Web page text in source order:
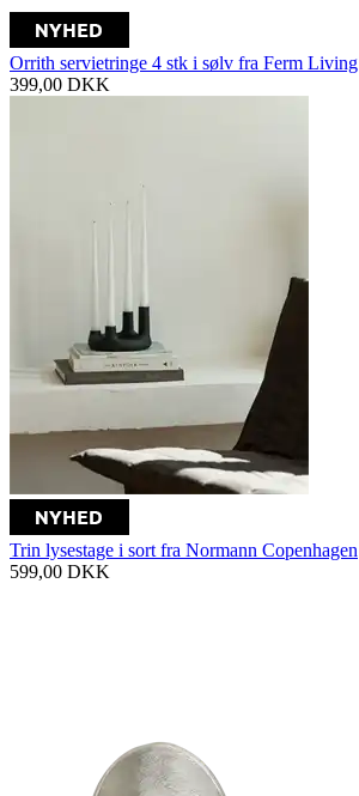
Orrith servietringe 4 stk i sølv fra Ferm Living
399,00 DKK
Trin lysestage i sort fra Normann Copenhagen
599,00 DKK